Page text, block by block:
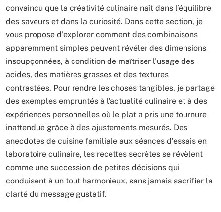
convaincu que la créativité culinaire naît dans l’équilibre
des saveurs et dans la curiosité. Dans cette section, je
vous propose d’explorer comment des combinaisons
apparemment simples peuvent révéler des dimensions
insoupçonnées, à condition de maîtriser l’usage des
acides, des matières grasses et des textures
contrastées. Pour rendre les choses tangibles, je partage
des exemples empruntés à l’actualité culinaire et à des
expériences personnelles où le plat a pris une tournure
inattendue grâce à des ajustements mesurés. Des
anecdotes de cuisine familiale aux séances d’essais en
laboratoire culinaire, les recettes secrètes se révèlent
comme une succession de petites décisions qui
conduisent à un tout harmonieux, sans jamais sacrifier la
clarté du message gustatif.